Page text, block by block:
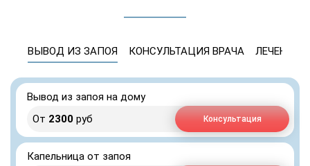
ВЫВОД ИЗ ЗАПОЯ КОНСУЛЬТАЦИЯ ВРАЧА ЛЕЧЕНИЕ
Вывод из запоя на дому
От 2300 руб Консультация
Капельница от запоя